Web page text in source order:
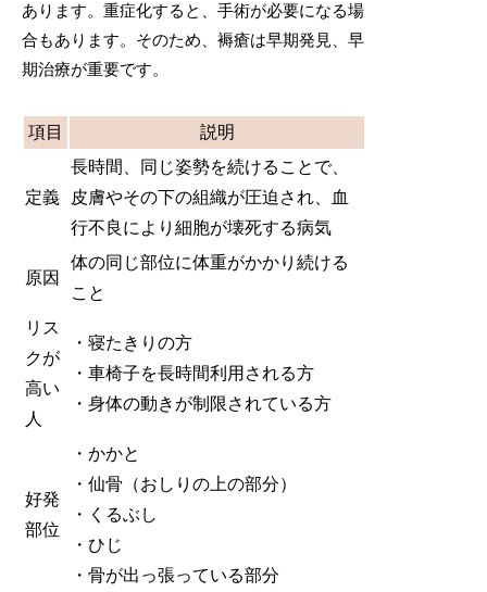
あります。重症化すると、手術が必要になる場
合もあります。そのため、褥瘡は早期発見、早
期治療が重要です。
項目 説明
定義
長時間、同じ姿勢を続けることで、
皮膚やその下の組織が圧迫され、血
行不良により細胞が壊死する病気
原因
体の同じ部位に体重がかかり続ける
こと
リス
クが
高い
人
・寝たきりの方
・車椅子を長時間利用される方
・身体の動きが制限されている方
好発
部位
・かかと
・仙骨（おしりの上の部分）
・くるぶし
・ひじ
・骨が出っ張っている部分